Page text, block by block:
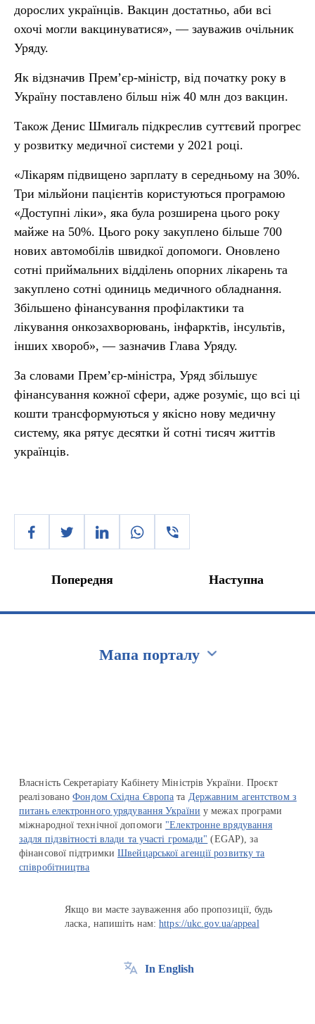
дорослих українців. Вакцин достатньо, аби всі
охочі могли вакцинуватися», — зауважив очільник
Уряду.
Як відзначив Прем’єр-міністр, від початку року в
Україну поставлено більш ніж 40 млн доз вакцин.
Також Денис Шмигаль підкреслив суттєвий прогрес
у розвитку медичної системи у 2021 році.
«Лікарям підвищено зарплату в середньому на 30%.
Три мільйони пацієнтів користуються програмою
«Доступні ліки», яка була розширена цього року
майже на 50%. Цього року закуплено більше 700
нових автомобілів швидкої допомоги. Оновлено
сотні приймальних відділень опорних лікарень та
закуплено сотні одиниць медичного обладнання.
Збільшено фінансування профілактики та
лікування онкозахворювань, інфарктів, інсультів,
інших хвороб», — зазначив Глава Уряду.
За словами Прем’єр-міністра, Уряд збільшує
фінансування кожної сфери, адже розуміє, що всі ці
кошти трансформуються у якісно нову медичну
систему, яка рятує десятки й сотні тисяч життів
українців.
Попередня Наступна
Мапа порталу
Власність Секретаріату Кабінету Міністрів України. Проєкт
реалізованоФондом Східна Європа та Державним агентством з
питань електронного урядування України у межах програми
міжнародної технічної допомоги "Електронне врядування
задля підзвітності влади та участі громади" (EGAP), за
фінансової підтримкиШвейцарської агенції розвитку та
співробітництва
Якщо ви маєте зауваження або пропозиції, будь
ласка, напишіть нам:https://ukc.gov.ua/appeal
In English